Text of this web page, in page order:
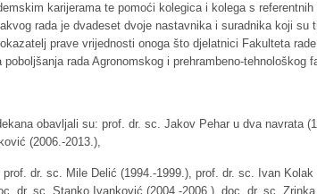
karijerama te pomoći kolegica i kolega s
rada je dvadeset dvoje nastavnika i suradnika koji
prave vrijednosti onoga što djelatnici Fakulteta
rada Agronomskog i prehrambeno-tehnološkog
obavljali su: prof. dr. sc. Jakov Pehar u dva navrata
(2006.-2013.),
dr. sc. Mile Delić (1994.-1999.), prof. dr. sc. Ivan
dr. sc. Stanko Ivanković (2004.-2006.), doc. dr. sc.